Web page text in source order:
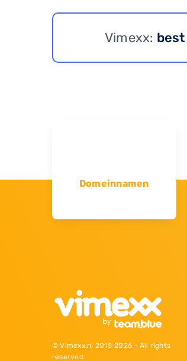
Vimexx:
Domeinnamen
© Vimexx.nl 2015‐2026 - All rights
reserved